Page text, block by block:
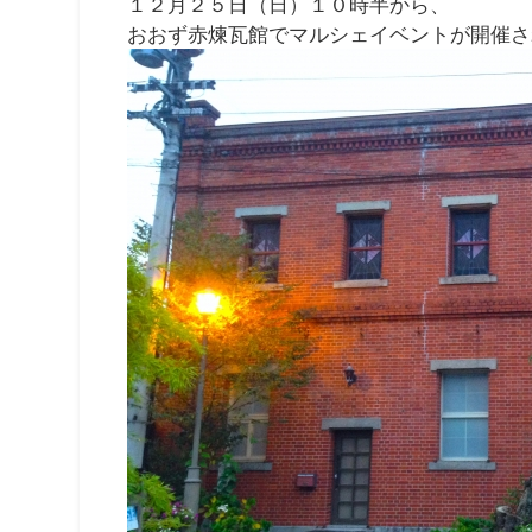
おおず赤煉瓦館でマルシェイベントが開催